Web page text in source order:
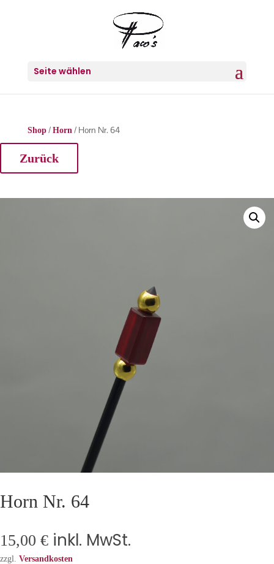
Seite wählen
Shop/ Horn/ Horn Nr. 64
Zurück
Horn Nr. 64
15,00 € inkl. MwSt.
zzgl. Versandkosten